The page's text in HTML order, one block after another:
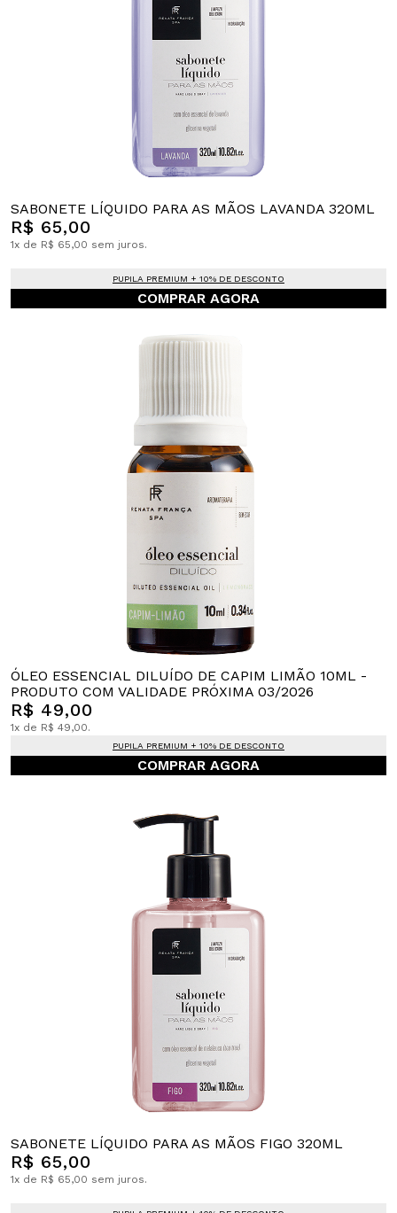
SABONETE LÍQUIDO PARA AS MÃOS LAVANDA 320ML
R$ 65,00
1x de R$ 65,00 sem juros.
PUPILA PREMIUM + 10% DE DESCONTO
COMPRAR AGORA
ÓLEO ESSENCIAL DILUÍDO DE CAPIM LIMÃO 10ML -
PRODUTO COM VALIDADE PRÓXIMA 03/2026
R$ 49,00
1x de R$ 49,00.
PUPILA PREMIUM + 10% DE DESCONTO
COMPRAR AGORA
SABONETE LÍQUIDO PARA AS MÃOS FIGO 320ML
R$ 65,00
1x de R$ 65,00 sem juros.